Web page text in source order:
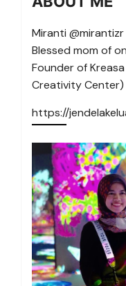
Miranti
Blessed mom of
Founder of Kreasa
Creativity Center)
https://